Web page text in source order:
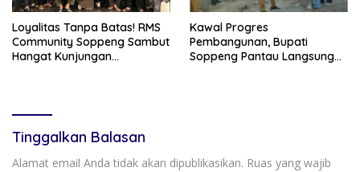
Loyalitas Tanpa Batas! RMS
Community Soppeng Sambut
Hangat Kunjungan
Kawal Progres
Pembangunan, Bupati
Soppeng Pantau Langsung
Tinggalkan Balasan
Alamat email Anda tidak akan dipublikasikan. Ruas yang wajib